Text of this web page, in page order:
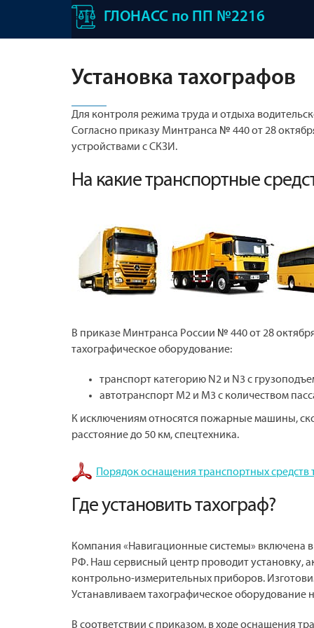
ГЛОНАСС по ПП №2216
Установка тахографов
Для контроля режима труда и отдыха
Согласно приказу Минтранса № 440 от 28
устройствами с СКЗИ.
На какие транспортные
В приказе Минтранса России № 440 от 28
тахографическое оборудование:
транспорт категорию N2 и N3 с
автотранспорт М2 и М3 с количеством
К исключениям относятся пожарные машины,
расстояние до 50 км, спецтехника.
Порядок оснащения транспортных средств
Где установить тахограф?
Компания «Навигационные системы» включена
РФ. Наш сервисный центр проводит установку,
контрольно-измерительных приборов.
Устанавливаем тахографическое оборудование
В соответствии с приказом, в ходе оснащения